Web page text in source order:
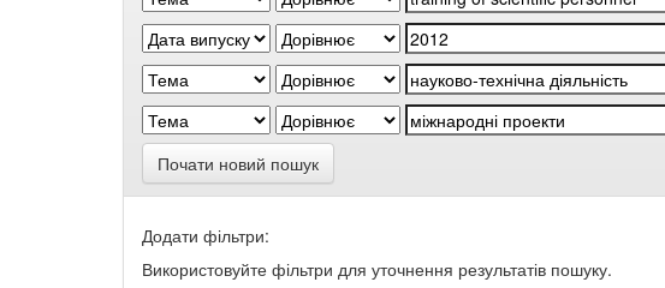
Почати новий пошук
Додати фільтри:
Використовуйте фільтри для уточнення результатів пошуку.